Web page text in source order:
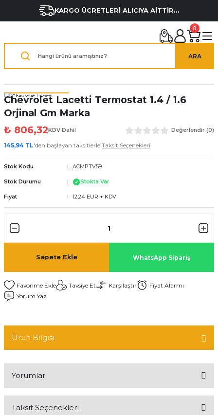
KARGO ÜCRETLERİ ALICIYA AİTTİR...
ARA
0
Chevrolet Lacetti Termostat 1.4 / 1.6
Orjinal Gm Marka
₺ 806,32KDV Dahil Değerlendir (0)
145,94 TL'den başlayan taksitlerle!Taksit Seçenekleri
Stok Kodu ACMPTV59
Stok Durumu Stokta Var
Fiyat 12,24 EUR + KDV
Sepete Ekle WhatsApp Sipariş
Tavsiye Et Karşılaştır
Fiyat Alarmı
Yorum Yaz
Ürün Bilgisi
Yorumlar
Taksit Seçenekleri